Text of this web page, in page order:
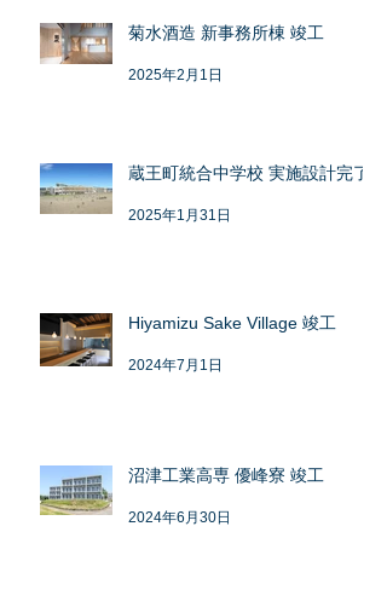
菊水酒造 新事務所棟 竣工
2025年2月1日
蔵王町統合中学校 実施設計完了
2025年1月31日
Hiyamizu Sake Village 竣工
2024年7月1日
沼津工業高専 優峰寮 竣工
2024年6月30日